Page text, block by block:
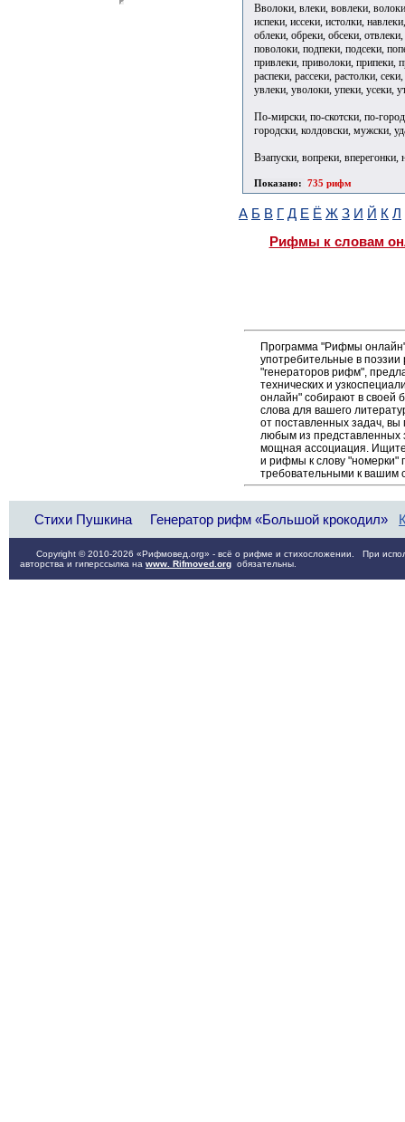
Вволоки, влеки, вовлеки,
испеки, иссеки, истолки,
облеки, обреки, обсеки,
поволоки, подпеки, подсеки,
привлеки, приволоки, припеки,
распеки, рассеки, растолки,
увлеки, уволоки, упеки, усеки,
По-мирски, по-скотски, по-
городски, колдовски, мужски,
Взапуски, вопреки, вперегонки,
Показано: 735 рифм
А Б В Г Д Е Ё Ж З И Й К Л
Рифмы к словам
Программа "Рифмы
употребительные в
"генераторов рифм",
технических и
онлайн" собирают в своей
слова для вашего
от поставленных задач,
любым из
мощная ассоциация. Ищите
и рифмы к слову "номерки"
требовательными к вашим
Стихи Пушкина Генератор рифм «Большой крокодил»
Copyright © 2010-2026 «Рифмовед.org» - всё о рифме и стихосложении. При
авторства и гиперссылка на www. Rifmoved.org обязательны.